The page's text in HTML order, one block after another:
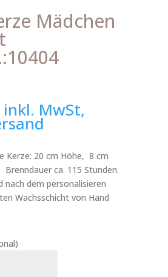
Mädchen
inkl. MwSt,
Kerze: 20 cm Höhe, 8 cm
Brenndauer ca. 115 Stunden.
nach dem personalisieren
Wachsschicht von Hand